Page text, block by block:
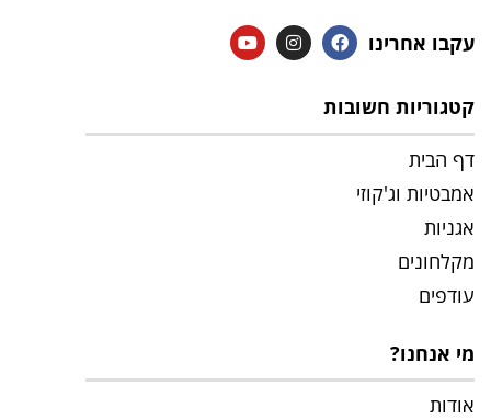
עקבו אחרינו
קטגוריות חשובות
דף הבית
אמבטיות וג'קוזי
אגניות
מקלחונים
עודפים
מי אנחנו?
אודות